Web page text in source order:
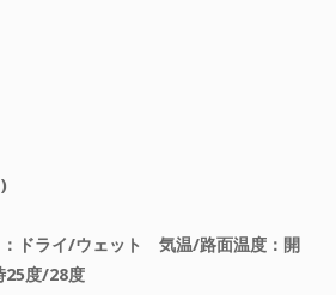
ドライ/ウェット 気温/路面温度：開
度/28度